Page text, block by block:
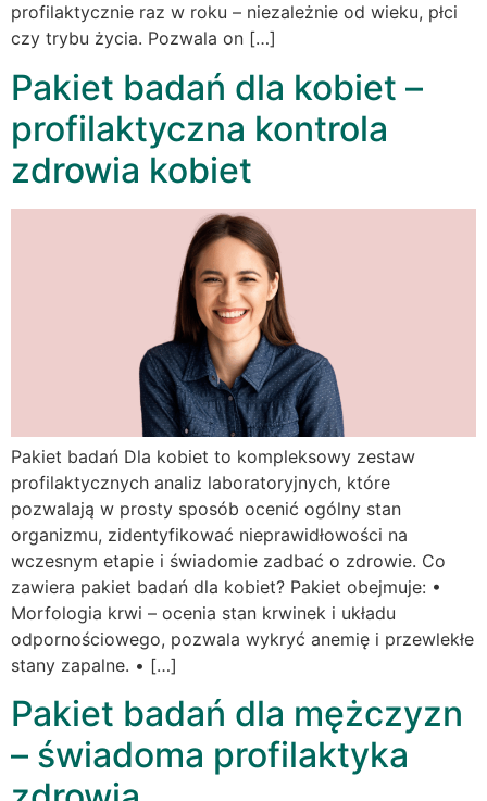
profilaktycznie raz w roku – niezależnie od wieku, płci
czy trybu życia. Pozwala on […]
Pakiet badań dla kobiet –
profilaktyczna kontrola
zdrowia kobiet
Pakiet badań Dla kobiet to kompleksowy zestaw
profilaktycznych analiz laboratoryjnych, które
pozwalają w prosty sposób ocenić ogólny stan
organizmu, zidentyfikować nieprawidłowości na
wczesnym etapie i świadomie zadbać o zdrowie. Co
zawiera pakiet badań dla kobiet? Pakiet obejmuje: •
Morfologia krwi – ocenia stan krwinek i układu
odpornościowego, pozwala wykryć anemię i przewlekłe
stany zapalne. • […]
Pakiet badań dla mężczyzn
– świadoma profilaktyka